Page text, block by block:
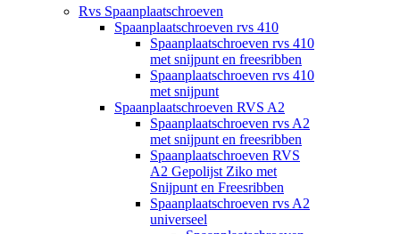
Rvs Spaanplaatschroeven
Spaanplaatschroeven rvs 410
Spaanplaatschroeven rvs 410
met snijpunt en freesribben
Spaanplaatschroeven rvs 410
met snijpunt
Spaanplaatschroeven RVS A2
Spaanplaatschroeven rvs A2
met snijpunt en freesribben
Spaanplaatschroeven RVS
A2 Gepolijst Ziko met
Snijpunt en Freesribben
Spaanplaatschroeven rvs A2
universeel